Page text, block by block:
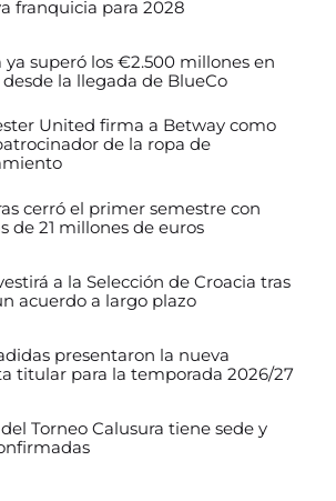
franquicia para 2028
ya superó los €2.500 millones en
la llegada de BlueCo
United firma a Betway como
de la ropa de
cerró el primer semestre con
de 21 millones de euros
a la Selección de Croacia tras
acuerdo a largo plazo
presentaron la nueva
titular para la temporada 2026/27
Torneo Calusura tiene sede y